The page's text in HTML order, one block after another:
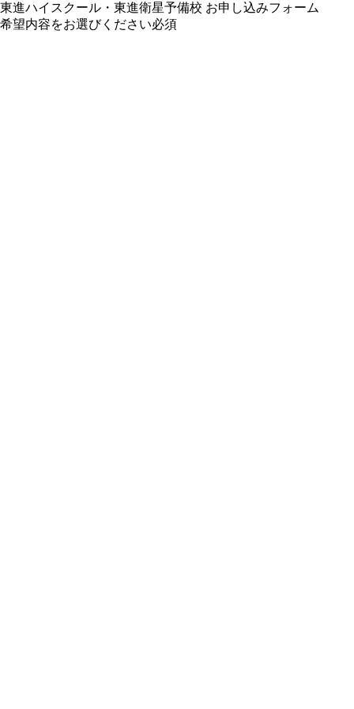
東進ハイスクール・東進衛星予備校 お申し込みフォーム
希望内容をお選びください必須